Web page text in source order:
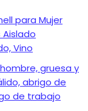
para Mujer
Vino
gruesa y
abrigo de
de trabajo